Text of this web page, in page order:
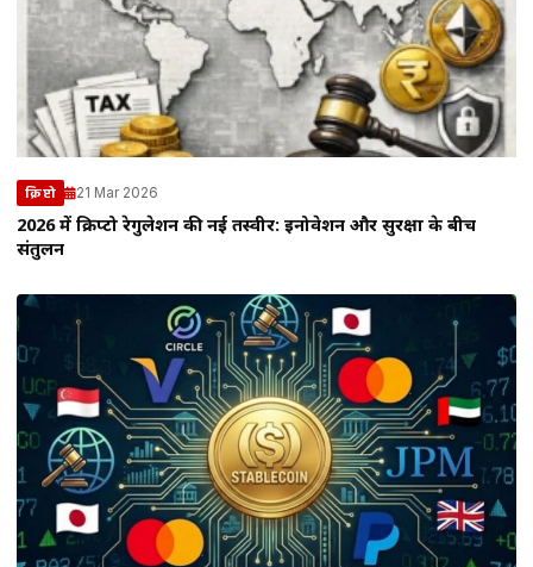
क्रिप्टो 21 Mar 2026
2026 में क्रिप्टो रेगुलेशन की नई तस्वीर: इनोवेशन और सुरक्षा के बीच
संतुलन